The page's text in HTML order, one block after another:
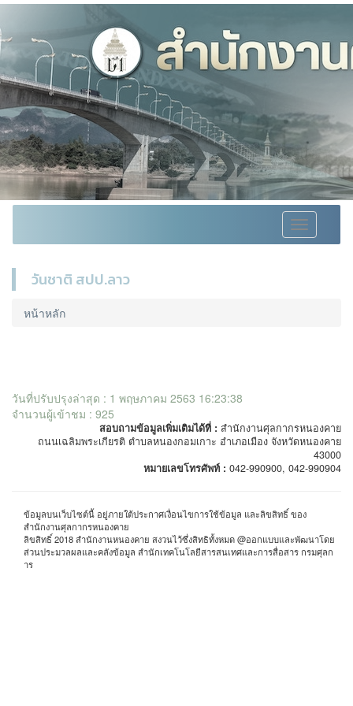
Toggle
navigation
วันชาติ สปป.ลาว
หน้าหลัก
วันที่ปรับปรุงล่าสุด : 1 พฤษภาคม 2563 16:23:38
จำนวนผู้เข้าชม : 925
สอบถามข้อมูลเพิ่มเติมได้ที่ : สำนักงานศุลกากรหนองคาย
ถนนเฉลิมพระเกียรติ ตำบลหนองกอมเกาะ อำเภอเมือง จังหวัดหนองคาย
43000
หมายเลขโทรศัพท์ : 042-990900, 042-990904
ข้อมูลบนเว็บไซต์นี้ อยู่ภายใต้ประกาศเงื่อนไขการใช้ข้อมูล และลิขสิทธิ์ ของ
สำนักงานศุลกากรหนองคาย
ลิขสิทธิ์ 2018 สำนักงานหนองคาย สงวนไว้ซึ่งสิทธิทั้งหมด @ออกแบบและพัฒนาโดย
ส่วนประมวลผลและคลังข้อมูล สำนักเทคโนโลยีสารสนเทศและการสื่อสาร กรมศุลก
าร